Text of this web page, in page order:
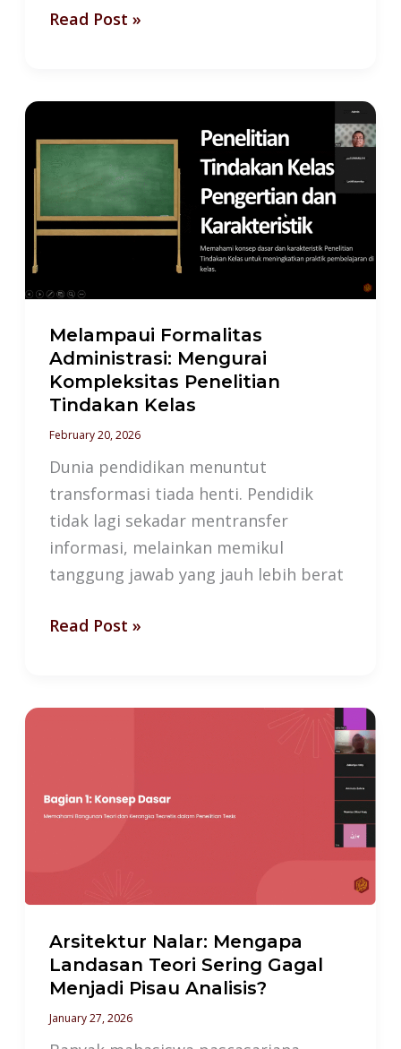
Read Post »
Melampaui Formalitas
Administrasi: Mengurai
Kompleksitas Penelitian
Tindakan Kelas
February 20, 2026
Dunia pendidikan menuntut
transformasi tiada henti. Pendidik
tidak lagi sekadar mentransfer
informasi, melainkan memikul
tanggung jawab yang jauh lebih berat
Formalitas
Administrasi:
Mengurai
Kompleksitas
Kelas
Read Post »
Arsitektur Nalar: Mengapa
Landasan Teori Sering Gagal
Menjadi Pisau Analisis?
January 27, 2026
Landasan
Menjadi
Pisau
Analisis?